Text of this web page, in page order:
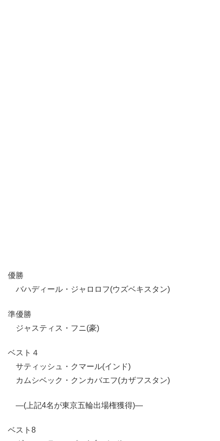
優勝
バハディール・ジャロロフ(ウズベキスタン)
準優勝
ジャスティス・フニ(豪)
ベスト４
サティッシュ・クマール(インド)
カムシベック・クンカバエフ(カザフスタン)
—(上記4名が東京五輪出場権獲得)—
ベスト8